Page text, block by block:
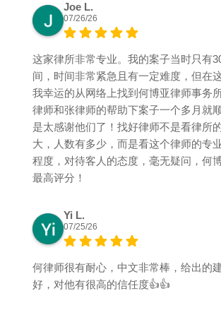
Joe L.
07/26/26
这家律所非常专业。我的案子当时只有
间，时间非常紧急且有一定难度，但在
我幸运的从网络上找到何博亚律师事务
律师和张律师的帮助下案子一个多月就
是太感谢他们了！找好律师不是看律所
大，人数有多少，而是看这个律师的专
程度，对待客人的态度，毫无疑问，何
最高评分！
Yi L.
07/25/26
何律师很有耐心，中文非常棒，给出的
好，对他有很高的信任度👍👍